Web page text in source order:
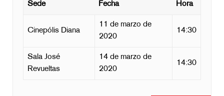
Sede Fecha Hora
Cinepólis Diana
11 de marzo de
2020
14:30
Sala José
Revueltas
14 de marzo de
2020
14:30